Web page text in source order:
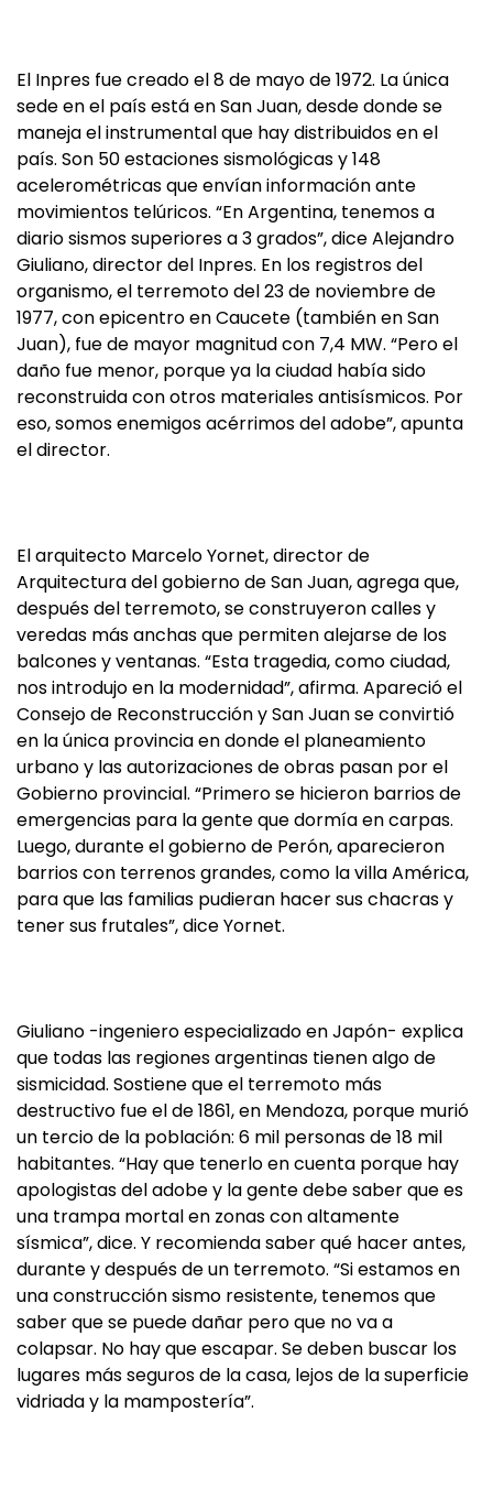
El Inpres fue creado el 8 de mayo de 1972. La única
sede en el país está en San Juan, desde donde se
maneja el instrumental que hay distribuidos en el
país. Son 50 estaciones sismológicas y 148
acelerométricas que envían información ante
movimientos telúricos. “En Argentina, tenemos a
diario sismos superiores a 3 grados”, dice Alejandro
Giuliano, director del Inpres. En los registros del
organismo, el terremoto del 23 de noviembre de
1977, con epicentro en Caucete (también en San
Juan), fue de mayor magnitud con 7,4 MW. “Pero el
daño fue menor, porque ya la ciudad había sido
reconstruida con otros materiales antisísmicos. Por
eso, somos enemigos acérrimos del adobe”, apunta
el director.
El arquitecto Marcelo Yornet, director de
Arquitectura del gobierno de San Juan, agrega que,
después del terremoto, se construyeron calles y
veredas más anchas que permiten alejarse de los
balcones y ventanas. “Esta tragedia, como ciudad,
nos introdujo en la modernidad”, afirma. Apareció el
Consejo de Reconstrucción y San Juan se convirtió
en la única provincia en donde el planeamiento
urbano y las autorizaciones de obras pasan por el
Gobierno provincial. “Primero se hicieron barrios de
emergencias para la gente que dormía en carpas.
Luego, durante el gobierno de Perón, aparecieron
barrios con terrenos grandes, como la villa América,
para que las familias pudieran hacer sus chacras y
tener sus frutales”, dice Yornet.
Giuliano -ingeniero especializado en Japón- explica
que todas las regiones argentinas tienen algo de
sismicidad. Sostiene que el terremoto más
destructivo fue el de 1861, en Mendoza, porque murió
un tercio de la población: 6 mil personas de 18 mil
habitantes. “Hay que tenerlo en cuenta porque hay
apologistas del adobe y la gente debe saber que es
una trampa mortal en zonas con altamente
sísmica”, dice. Y recomienda saber qué hacer antes,
durante y después de un terremoto. “Si estamos en
una construcción sismo resistente, tenemos que
saber que se puede dañar pero que no va a
colapsar. No hay que escapar. Se deben buscar los
lugares más seguros de la casa, lejos de la superficie
vidriada y la mampostería”.